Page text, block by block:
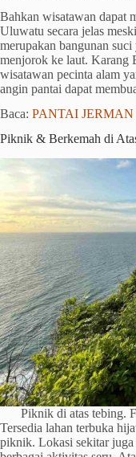
Bahkan wisatawan dapat
Uluwatu secara jelas
merupakan bangunan
menjorok ke laut. Karang
wisatawan pecinta alam
angin pantai dapat
Baca: PANTAI JERMAN
Piknik & Berkemah di
Piknik di atas tebing.
Tersedia lahan terbuka
piknik. Lokasi sekitar juga